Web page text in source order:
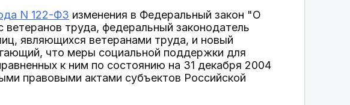
N 122-ФЗ изменения в Федеральный закон "О
ветеранов труда, федеральный законодатель
являющихся ветеранами труда, и новый
что меры социальной поддержки для
к ним по состоянию на 31 декабря 2004
правовыми актами субъектов Российской